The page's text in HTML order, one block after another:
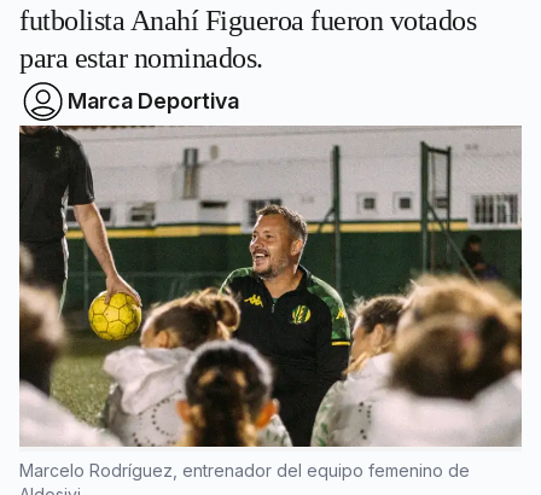
futbolista Anahí Figueroa fueron votados
para estar nominados.
Marca Deportiva
Marcelo Rodríguez, entrenador del equipo femenino de